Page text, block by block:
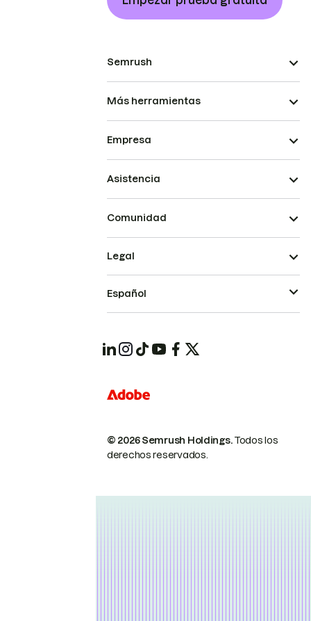
Semrush
Más herramientas
Empresa
Asistencia
Comunidad
© 2026 Semrush Holdings.Todos los
derechos reservados.
Legal
Español